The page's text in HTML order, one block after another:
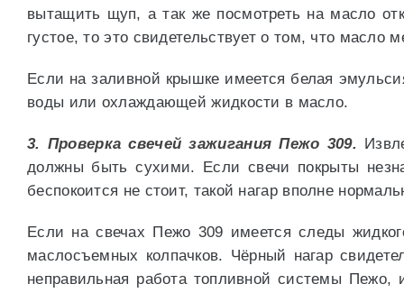
вытащить щуп, а так же посмотреть на масло
густое, то это свидетельствует о том, что масло
Если на заливной крышке имеется белая
воды или охлаждающей жидкости в масло.
3. Проверка свечей зажигания Пежо 309.
должны быть сухими. Если свечи покрыты
беспокоится не стоит, такой нагар вполне
Если на свечах Пежо 309 имеется следы
маслосъемных колпачков. Чёрный нагар
неправильная работа топливной системы